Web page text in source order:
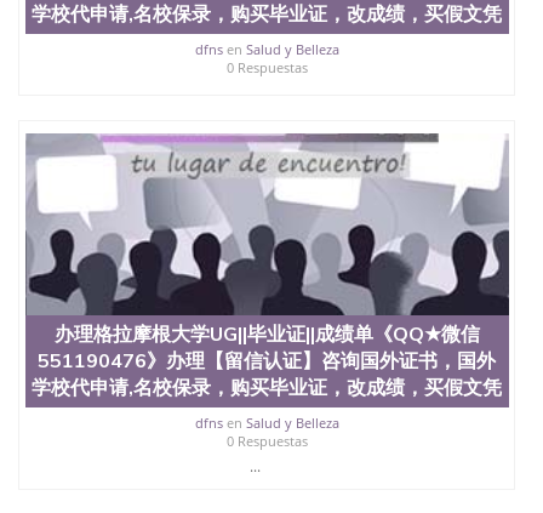
信息，给出操作方案； 2、补充毕业证成绩单等相关
材料； 3、留服注册申请账号，付定金； 4、预约递
交时间，公司人员陪同客户本人一起去留服递交材
学院的毕业证成绩单所使用的材料，尺寸大小，防伪
结构（包括：水印，阴影底纹，钢印LOGO烫金烫
银，LOGO烫金烫银复合重叠。 文字图案浮雕，激光
镭射，紫外荧光，温感，复印防伪）都有原版本文凭
对照。质量得到了广大海外客户群体的认可，同时和
海外学校留学中介， 同时能做到与时俱进，及时掌握
各大院校的（毕业证，成绩单，资格证，学生卡，结
业证，录取通知书，在读证明等相关材料）的版本更
新信息， 能够在时间掌握的海外学历文凭的样版，尺
寸大小，纸张材质，防伪技术等等，并在时间收集到
原版实物，以求达到客户的需求。 我们的优势： 我
们在保证合理定价的同时，坚持较高性价比，通过品
质和效率不断优化，为您倾情诠释什么是高性价比。
咨询顾问：Sam q/微信:551190476 Q/微
学校代申请,名校保录，购买毕业证，改成绩，买假文凭
dfnsen Salud y Belleza
0 Respuestas
办理格拉摩根大学UG||毕业证||成绩单《QQ★微信
551190476》办理【留信认证】咨询国外证书，国外
学校代申请,名校保录，购买毕业证，改成绩，买假文凭
dfnsen Salud y Belleza
0 Respuestas
...